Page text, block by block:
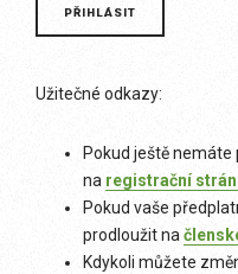
Užitečné odkazy:
Pokud ještě
na registrační
Pokud vaše
prodloužit na
Kdykoli můžete